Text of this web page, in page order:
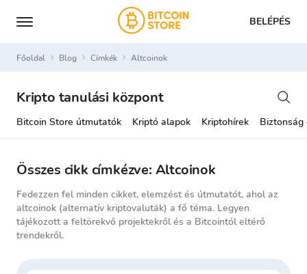
BELÉPÉS
Főoldal Blog Címkék altcoinok
Kripto tanulási központ
Bitcoin Store útmutatók Kriptó alapok Kriptohírek Biztonság
Összes cikk címkézve: Altcoinok
Fedezzen fel minden cikket, elemzést és útmutatót, ahol az
altcoinok (alternatív kriptovaluták) a fő téma. Legyen
tájékozott a feltörekvő projektekről és a Bitcointól eltérő
trendekről.